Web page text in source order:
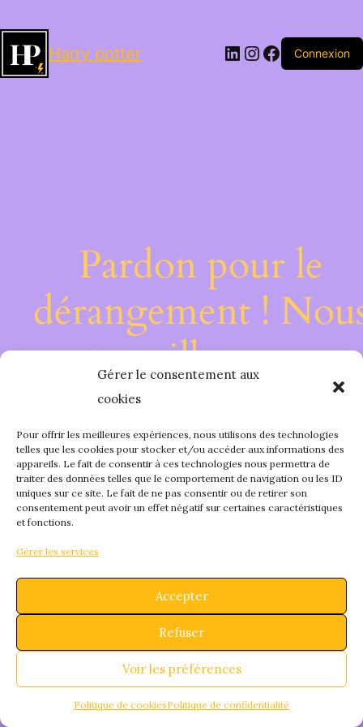
Gérer le consentement aux
cookies
Pour offrir les meilleures expériences, nous utilisons des technologies
telles que les cookies pour stocker et/ou accéder aux informations des
appareils. Le fait de consentir à ces technologies nous permettra de
traiter des données telles que le comportement de navigation ou les ID
uniques sur ce site. Le fait de ne pas consentir ou de retirer son
consentement peut avoir un effet négatif sur certaines caractéristiques
et fonctions.
Gérer les services
Accepter
Refuser
Voir les préférences
Politique de cookiesPolitique de confidentialité
Harry potter LinkedIn
Instagram
Facebook
Connexion
Pardon pour le
dérangement !
travaillons sur
quelque chose de
fantastique –
bientôt !